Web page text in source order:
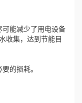
能减少了用电设备
收集，达到节能目
的损耗。